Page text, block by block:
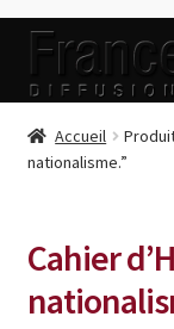
Aller
la
Aller
contenu
Accueil
Accueil
Compte
Conditions de
Accueil
nationalisme.”
Cahier